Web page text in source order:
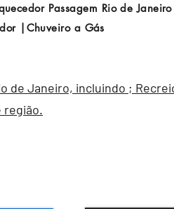
Passagem Rio de
|Chuveiro a Gás
de Janeiro, incluindo ;
região.